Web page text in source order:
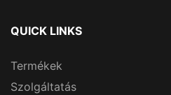
QUICK LINKS
Termékek
Szolgáltatás